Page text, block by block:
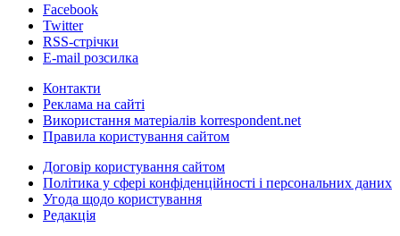
Facebook
Twitter
RSS-стрічки
E-mail розсилка
Контакти
Реклама на сайті
Використання матеріалів korrespondent.net
Правила користування сайтом
Договір користування сайтом
Політика у сфері конфіденційності і персональних даних
Угода щодо користування
Редакція